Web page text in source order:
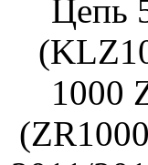
Цепь
1000